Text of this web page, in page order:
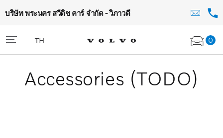
บริษัท พระนคร สวีดิช คาร์ จำกัด - วิภาวดี
0
TH
Accessories (TODO)